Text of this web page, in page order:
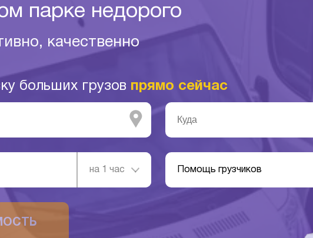
парке недорого
качественно
больших грузов прямо сейчас
на 1 час Помощь грузчиков